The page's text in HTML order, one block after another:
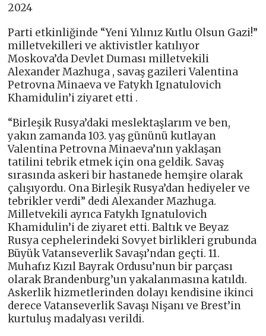
2024
Parti etkinliğinde “Yeni Yılınız Kutlu Olsun Gazi!”
milletvekilleri ve aktivistler katılıyor
Moskova’da Devlet Duması milletvekili
Alexander Mazhuga , savaş gazileri Valentina
Petrovna Minaeva ve Fatykh Ignatulovich
Khamidulin’i ziyaret etti .
“Birleşik Rusya’daki meslektaşlarım ve ben,
yakın zamanda 103. yaş gününü kutlayan
Valentina Petrovna Minaeva’nın yaklaşan
tatilini tebrik etmek için ona geldik. Savaş
sırasında askeri bir hastanede hemşire olarak
çalışıyordu. Ona Birleşik Rusya’dan hediyeler ve
tebrikler verdi” dedi Alexander Mazhuga.
Milletvekili ayrıca Fatykh Ignatulovich
Khamidulin’i de ziyaret etti. Baltık ve Beyaz
Rusya cephelerindeki Sovyet birlikleri grubunda
Büyük Vatanseverlik Savaşı’ndan geçti. 11.
Muhafız Kızıl Bayrak Ordusu’nun bir parçası
olarak Brandenburg’un yakalanmasına katıldı.
Askerlik hizmetlerinden dolayı kendisine ikinci
derece Vatanseverlik Savaşı Nişanı ve Brest’in
kurtuluş madalyası verildi.